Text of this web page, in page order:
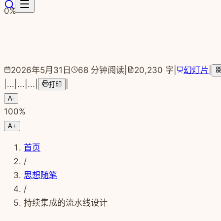
跳转到主要内容
0%
2026年5月31日 68 分钟阅读 20,230 字 幻灯片
... ... ... 打印
A-
100%
A+
首页
/
思想随笔
/
持续集成的流水线设计